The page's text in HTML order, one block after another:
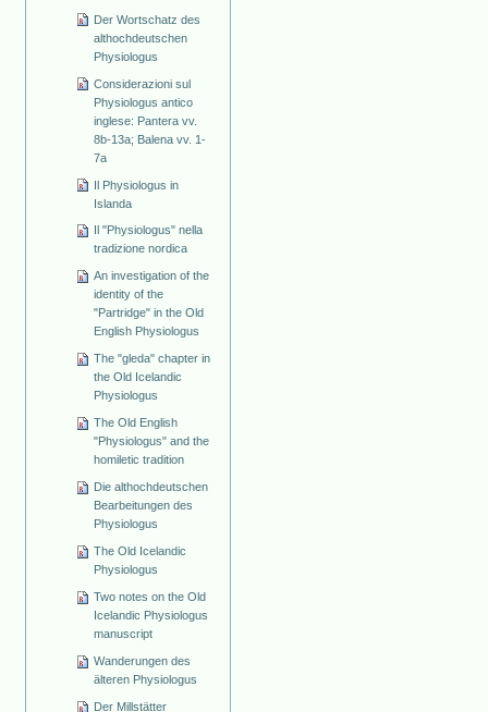
Der Wortschatz des
althochdeutschen
Physiologus
Considerazioni sul
Physiologus antico
inglese: Pantera vv.
8b-13a; Balena vv. 1-
7a
Il Physiologus in
Islanda
Il "Physiologus" nella
tradizione nordica
An investigation of the
identity of the
"Partridge" in the Old
English Physiologus
The "gleda" chapter in
the Old Icelandic
Physiologus
The Old English
"Physiologus" and the
homiletic tradition
Die althochdeutschen
Bearbeitungen des
Physiologus
The Old Icelandic
Physiologus
Two notes on the Old
Icelandic Physiologus
manuscript
Wanderungen des
älteren Physiologus
Der Millstätter